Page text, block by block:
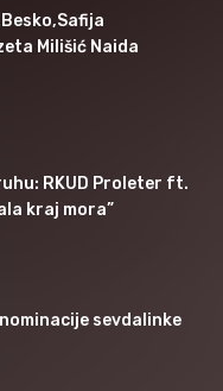
Milišić Naida
RKUD Proleter ft.
kraj mora”
sevdalinke